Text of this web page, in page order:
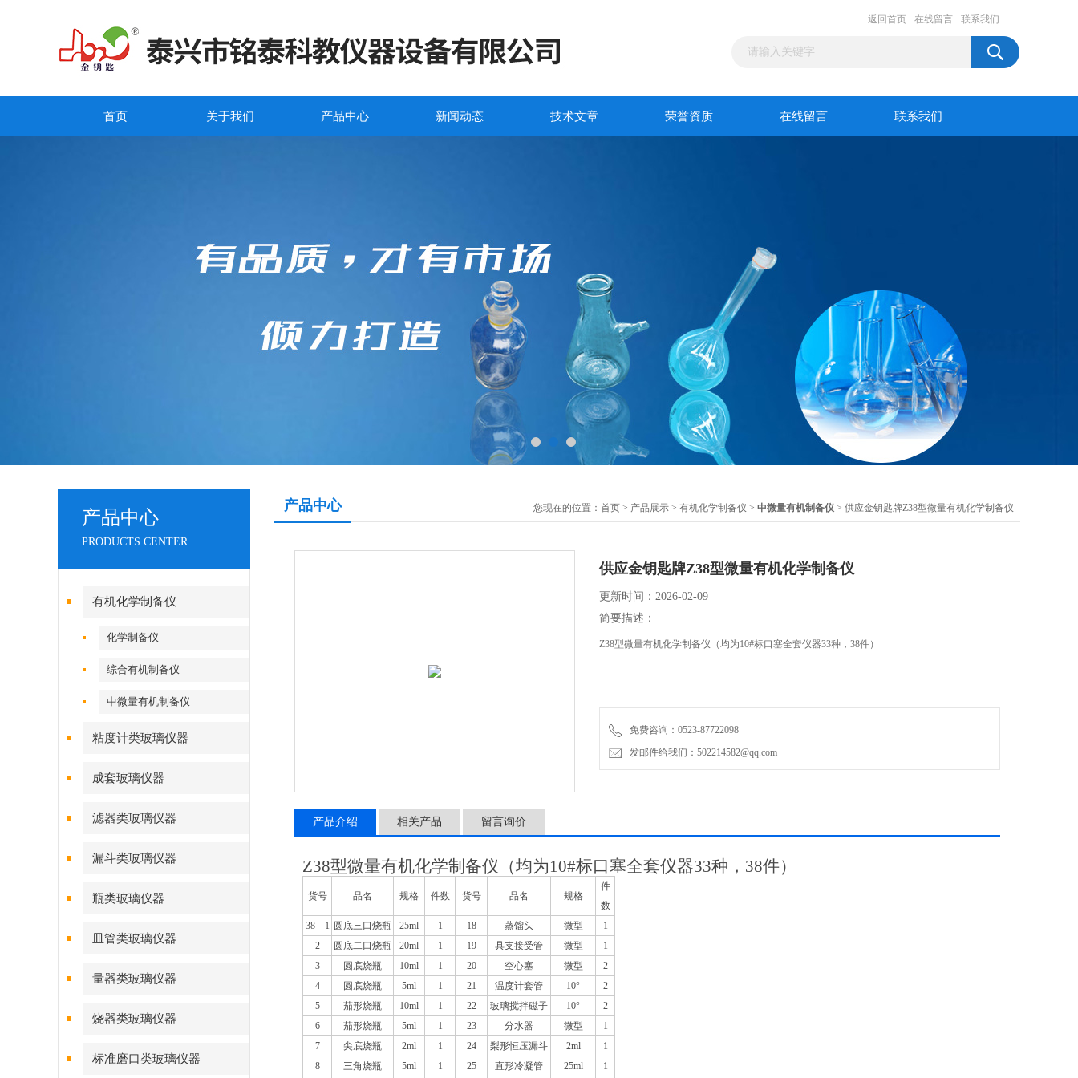
返回首页 在线留言 联系我们
首页 关于我们 产品中心 新闻动态 技术文章 荣誉资质 在线留言 联系我们
产品中心
PRODUCTS CENTER
有机化学制备仪
化学制备仪
综合有机制备仪
中微量有机制备仪
粘度计类玻璃仪器
成套玻璃仪器
滤器类玻璃仪器
漏斗类玻璃仪器
瓶类玻璃仪器
皿管类玻璃仪器
量器类玻璃仪器
烧器类玻璃仪器
标准磨口类玻璃仪器
产品中心 您现在的位置： 首页 > 产品展示 > 有机化学制备仪 > 中微量有机制备仪 > 供应金钥匙牌Z38型微量有机化学制备仪
供应金钥匙牌Z38型微量有机化学制备仪
更新时间：2026-02-09
简要描述：
Z38型微量有机化学制备仪（均为10#标口塞全套仪器33种，38件）
免费咨询：0523-87722098
发邮件给我们：502214582@qq.com
产品介绍 相关产品 留言询价
Z38型微量有机化学制备仪 （均为10#标口塞全套仪器33种，38件）
货号 品名 规格 件数 货号 品名 规格
件
数
38－1 圆底三口烧瓶 25ml 1 18 蒸馏头 微型
1
2
圆底二口烧瓶 20ml 1 19 具支接受管 微型
1
3
圆底烧瓶 10ml 1 20 空心塞 微型
2
4
圆底烧瓶 5ml 1 21 温度计套管 10°
2
5
茄形烧瓶 10ml 1 22 玻璃搅拌磁子 10°
2
6
茄形烧瓶 5ml 1 23 分水器 微型
1
7
尖底烧瓶 2ml 1 24 梨形恒压漏斗 2ml
1
8
三角烧瓶 5ml 1 25 直形冷凝管 25ml
1